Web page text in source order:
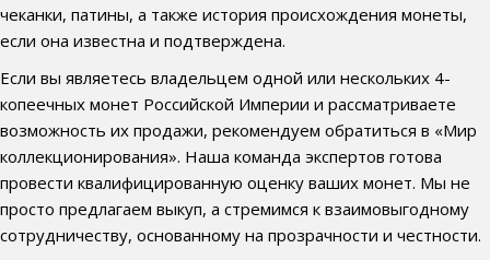
чеканки, патины, а также история происхождения монеты,
если она известна и подтверждена.
Если вы являетесь владельцем одной или нескольких 4-
копеечных монет Российской Империи и рассматриваете
возможность их продажи, рекомендуем обратиться в «Мир
коллекционирования». Наша команда экспертов готова
провести квалифицированную оценку ваших монет. Мы не
просто предлагаем выкуп, а стремимся к взаимовыгодному
сотрудничеству, основанному на прозрачности и честности.